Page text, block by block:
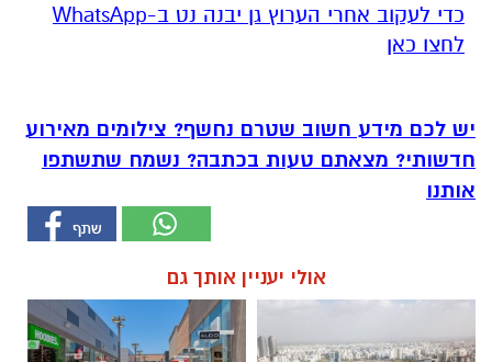
‏כדי לעקוב אחרי הערוץ גן יבנה נט ב-WhatsApp
לחצו כאן
יש לכם מידע חשוב שטרם נחשף? צילומים מאירוע
חדשותי? מצאתם טעות בכתבה? נשמח שתשתפו
אותנו
אולי יעניין אותך גם